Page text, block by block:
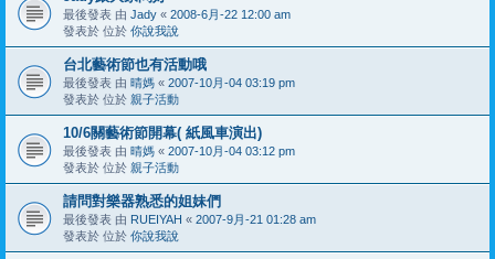
最後發表 由 Jady « 2008-6月-22 12:00 am
發表於 位於 你說我說
台北藝術節也有活動哦
最後發表 由 晴媽 « 2007-10月-04 03:19 pm
發表於 位於 親子活動
10/6關藝術節開幕( 紙風車演出)
最後發表 由 晴媽 « 2007-10月-04 03:12 pm
發表於 位於 親子活動
請問對樂器熟悉的姐妹們
最後發表 由 RUEIYAH « 2007-9月-21 01:28 am
發表於 位於 你說我說